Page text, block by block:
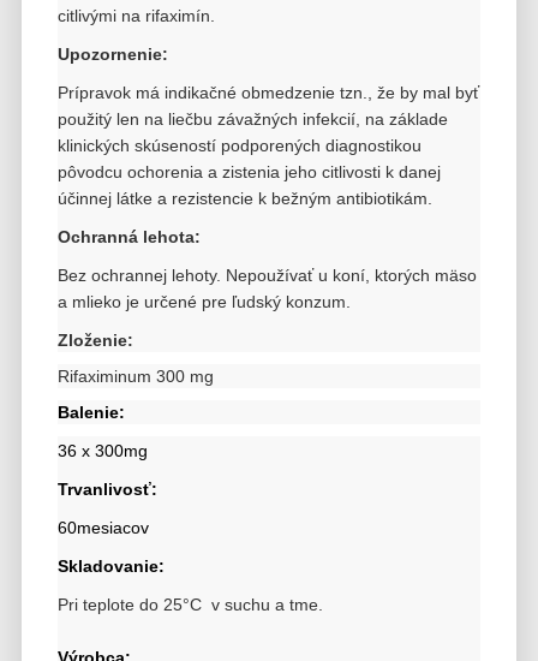
citlivými na rifaximín.
Upozornenie:
Prípravok má indikačné obmedzenie tzn., že by mal byť
použitý len na liečbu závažných infekcií, na základe
klinických skúseností podporených diagnostikou
pôvodcu ochorenia a zistenia jeho citlivosti k danej
účinnej látke a rezistencie k bežným antibiotikám.
Ochranná lehota:
Bez ochrannej lehoty. Nepoužívať u koní, ktorých mäso
a mlieko je určené pre ľudský konzum.
Zloženie:
Rifaximinum 300 mg
Balenie:
36 x 300mg
Trvanlivosť:
60mesiacov
Skladovanie:
Pri teplote do 25°C v suchu a tme.
Výrobca: